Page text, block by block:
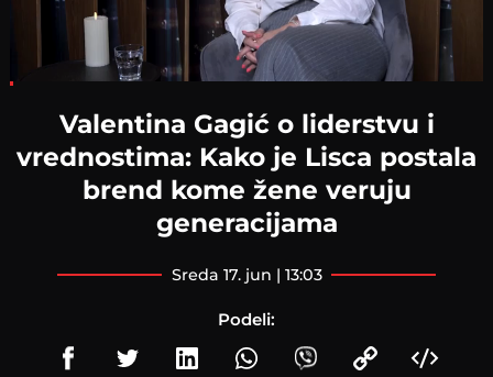
Valentina Gagić o liderstvu i
vrednostima: Kako je Lisca postala
brend kome žene veruju
generacijama
sreda 17. jun | 13:03
Podeli: